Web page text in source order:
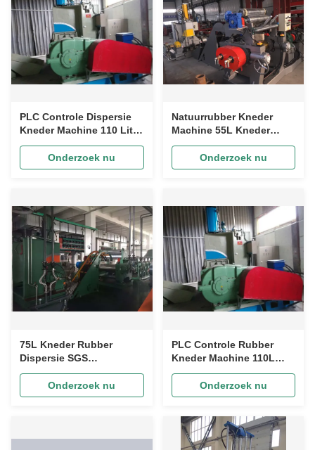
PLC Controle Dispersie
Kneder Machine 110 Liter
Kneder Mixer Machine
Onderzoek nu
Natuurrubber Kneder
Machine 55L Kneder
Mixer Rubber
Synthetisch
Teruggewonnen
Onderzoek nu
75L Kneder Rubber
Dispersie SGS
Knedermachine voor het
mengen van rubber
Onderzoek nu
PLC Controle Rubber
Kneder Machine 110L
Rubber Dispersie Kneder
Voor Rubber Mengen
Onderzoek nu